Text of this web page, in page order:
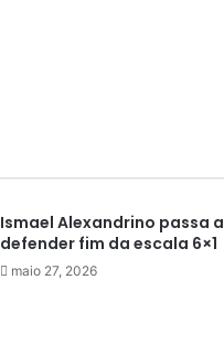
Ismael Alexandrino passa a
defender fim da escala 6×1
maio 27, 2026